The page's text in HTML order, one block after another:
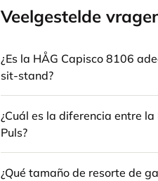
Veelgestelde
¿Es la HÅG Capisco 8106
sit-stand?
¿Cuál es la diferencia entre
Puls?
¿Qué tamaño de resorte de